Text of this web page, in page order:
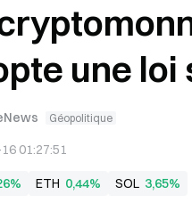
une loi
Géopolitique
01:27:51
ETH 0,44% SOL 3,65%